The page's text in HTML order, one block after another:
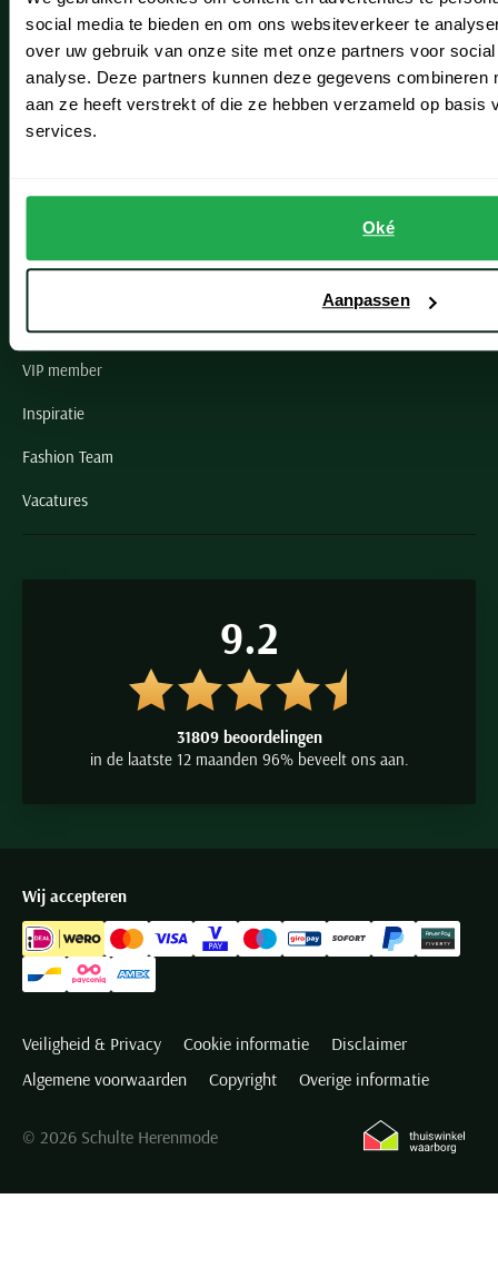
social media te bieden en om ons websiteverkeer te
over uw gebruik van onze site met onze partners voor
analyse. Deze partners kunnen deze gegevens combineren
aan ze heeft verstrekt of die ze hebben verzameld op basis
services.
Oké
Aanpassen
Noordwijk
Oegstgeest
Paul & Shark specialist
VIP member
Inspiratie
Fashion Team
Vacatures
9.2
31809 beoordelingen
in de laatste 12 maanden 96% beveelt ons aan.
Wij accepteren
Veiligheid & Privacy Cookie informatie
Disclaimer
Algemene voorwaarden
Copyright Overige informatie
© 2026 Schulte Herenmode